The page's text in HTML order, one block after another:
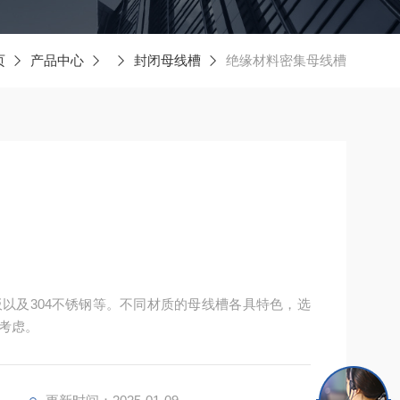
产品中心 封闭母线槽 绝缘材料密集母线槽
及304不锈钢等。不同材质的母线槽各具特色，选
虑。